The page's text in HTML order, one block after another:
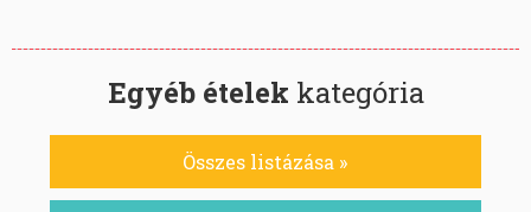
Egyéb ételek kategória
Összes listázása »